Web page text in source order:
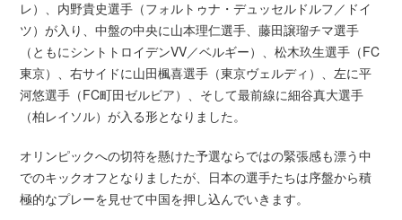
レ）、内野貴史選手（フォルトゥナ・デュッセルドルフ／ドイ
ツ）が入り、中盤の中央に山本理仁選手、藤田譲瑠チマ選手
（ともにシントトロイデンVV／ベルギー）、松木玖生選手（FC
東京）、右サイドに山田楓喜選手（東京ヴェルディ）、左に平
河悠選手（FC町田ゼルビア）、そして最前線に細谷真大選手
（柏レイソル）が入る形となりました。
オリンピックへの切符を懸けた予選ならではの緊張感も漂う中
でのキックオフとなりましたが、日本の選手たちは序盤から積
極的なプレーを見せて中国を押し込んでいきます。